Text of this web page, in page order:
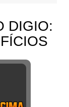
DIGIO: